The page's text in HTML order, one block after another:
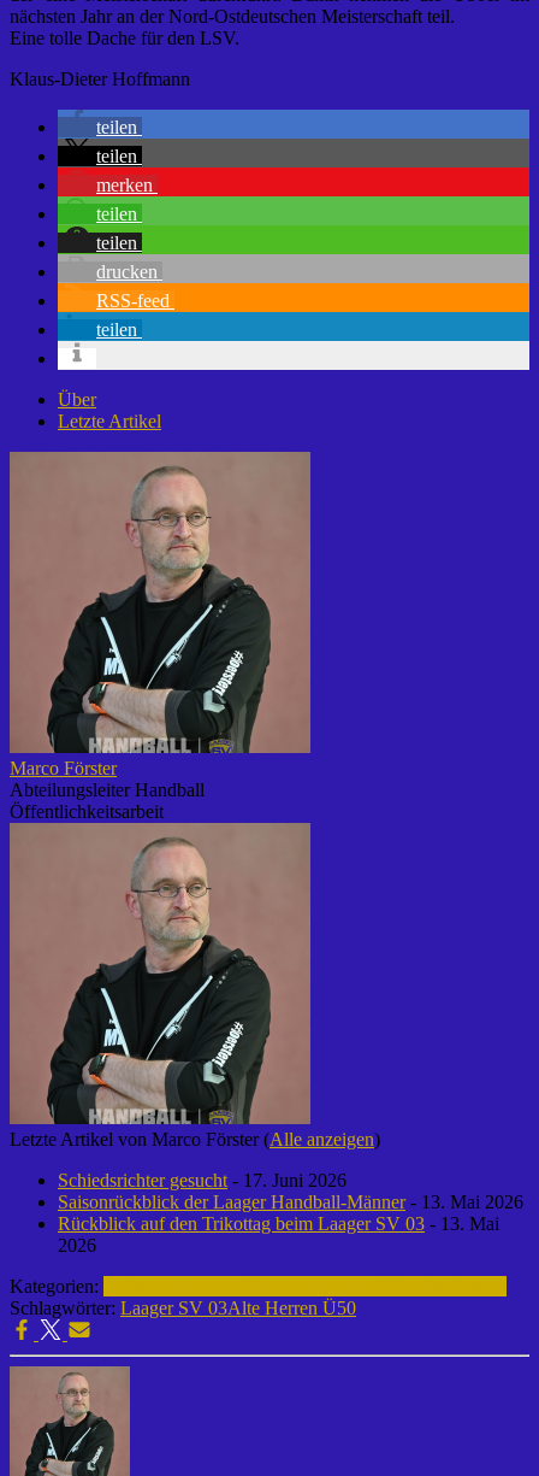
nächsten Jahr an der Nord-Ostdeutschen Meisterschaft teil.
Eine tolle Dache für den LSV.
Klaus-Dieter Hoffmann
teilen
teilen
merken
teilen
teilen
drucken
RSS-feed
teilen
Über
Letzte Artikel
Marco Förster
Abteilungsleiter Handball
Öffentlichkeitsarbeit
Letzte Artikel von Marco Förster(Alle anzeigen)
Schiedsrichter gesucht - 17. Juni 2026
Saisonrückblick der Laager Handball-Männer- 13. Mai 2026
Rückblick auf den Trikottag beim Laager SV 03 - 13. Mai
2026
Kategorien:
Schlagwörter: Laager SV 03Alte Herren Ü50